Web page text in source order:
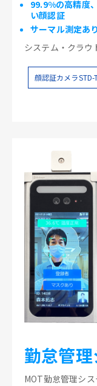
99.9%の高精度
い顔認証
サーマル測定あり
システム・クラウ
顔認証カメラ
勤怠管
MOT勤怠管理シ